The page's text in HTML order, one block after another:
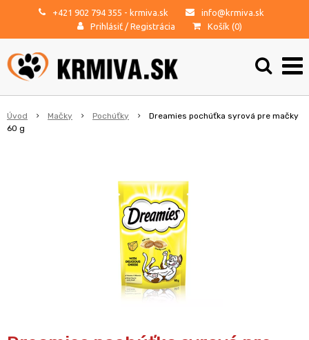
+421 902 794 355 - krmiva.sk
info@krmiva.sk
Prihlásiť / Registrácia Košík (0)
Úvod Mačky Pochúťky
Dreamies pochúťka syrová pre mačky
60 g